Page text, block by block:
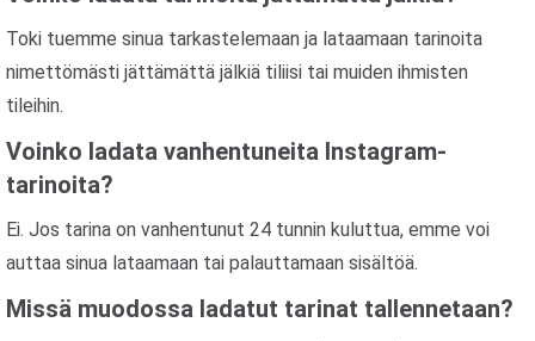
Toki tuemme sinua tarkastelemaan ja lataamaan tarinoita
nimettömästi jättämättä jälkiä tiliisi tai muiden ihmisten
tileihin.
Voinko ladata vanhentuneita Instagram-
tarinoita?
Ei. Jos tarina on vanhentunut 24 tunnin kuluttua, emme voi
auttaa sinua lataamaan tai palauttamaan sisältöä.
Missä muodossa ladatut tarinat tallennetaan?